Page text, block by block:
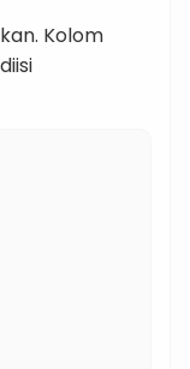
Kolom